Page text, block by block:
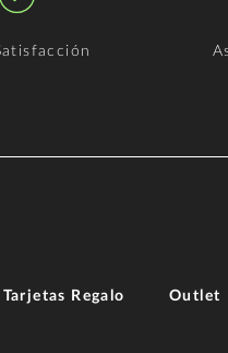
Tarjetas Regalo Outlet